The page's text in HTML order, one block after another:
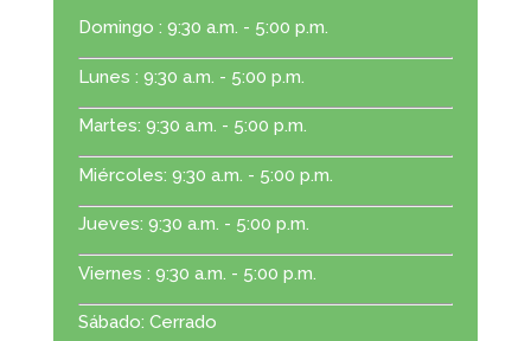
Domingo : 9:30 a.m. - 5:00 p.m.
Lunes : 9:30 a.m. - 5:00 p.m.
Martes: 9:30 a.m. - 5:00 p.m.
Miércoles: 9:30 a.m. - 5:00 p.m.
Jueves: 9:30 a.m. - 5:00 p.m.
Viernes : 9:30 a.m. - 5:00 p.m.
Sábado: Cerrado